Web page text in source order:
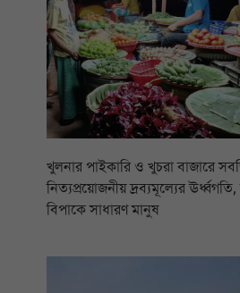
খুলনার পাইকারি ও খুচরা বাজারে
নিত্যপ্রয়োজনীয় দ্রব্যমূল্যের
বিপাকে সাধারণ মানুষ